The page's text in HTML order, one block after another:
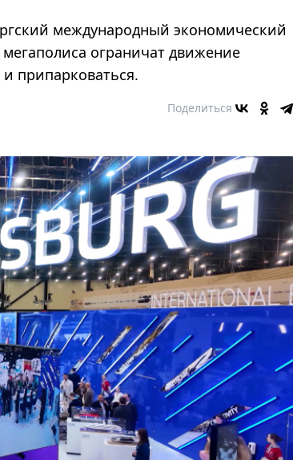
международный экономический
ограничат движение
и припарковаться.
Поделиться